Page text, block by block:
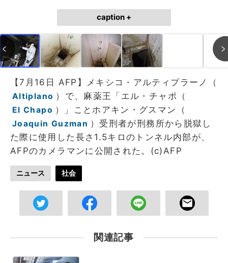
caption +
【7月16日 AFP】メキシコ・アルティプラーノ（
Altiplano ）で、麻薬王「エル・チャポ（
El Chapo ）」ことホアキン・グスマン（
Joaquin Guzman ）受刑者が刑務所から脱獄し
た際に使用した長さ1.5キロのトンネル内部が、
AFPのカメラマンに公開された。(c)AFP
ニュース 社会
関連記事